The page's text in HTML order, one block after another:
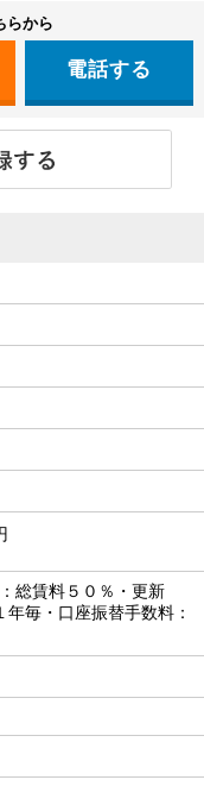
らから
電話する
円
総賃料５０％・更新
毎・口座振替手数料：